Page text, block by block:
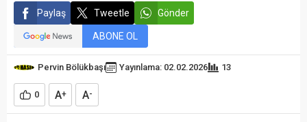
Paylaş Tweetle Gönder
ABONE OL
Pervin Bölükbaşı Yayınlama: 02.02.2026 13
0 A+ A-